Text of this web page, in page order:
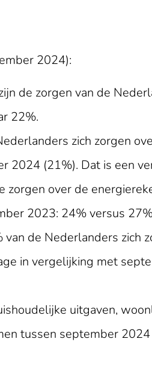
2024):
de zorgen van de
22%.
zich zorgen
2024 (21%). Dat is een
zorgen over de
2023: 24% versus
de Nederlanders zich
in vergelijking met
uitgaven,
tussen september